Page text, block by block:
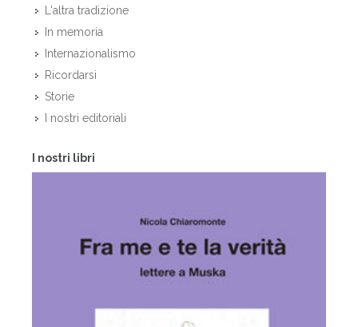
L'altra tradizione
In memoria
Internazionalismo
Ricordarsi
Storie
I nostri editoriali
I nostri libri